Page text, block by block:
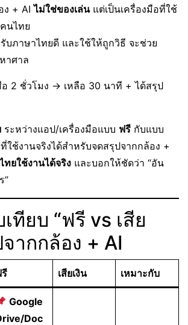
ง + AIไม่ใช่ของเล่นแต่เป็นเครื่องมือที่ใช้
นไทย
บภาษาไทยดี และใช้ให้ถูกวิธี จะช่วย
าศาล
อ 2 ชั่วโมง → เหลือ 30 นาที + ได้สรุป
ระหว่างแอป/เครื่องมือแบบ ฟรี กับแบบ
ที่ใช้งานจริงได้สำหรับจดสรุปจากกล้อง +
ทยใช้งานได้จริง และบอกให้ชัดว่า “อัน
”
เทียบ “ฟรี vs เสีย
จากกล้อง + AI
เสียเงิน เหมาะกับ
Google
Doc